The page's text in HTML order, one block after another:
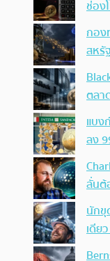
ช่อง
กอง
สหรั
ตลา
แบง
ลง
ลั่นต้
นักขุ
เดีย